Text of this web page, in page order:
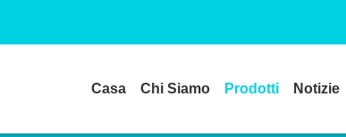
Casa Chi Siamo Prodotti Notizie